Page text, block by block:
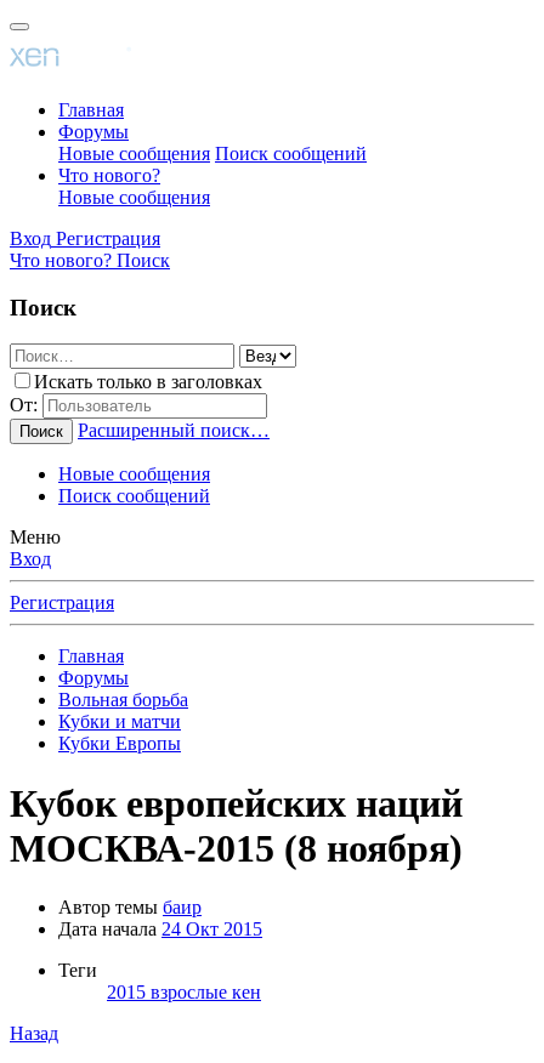
Главная
Форумы
Новые сообщения Поиск сообщений
Что нового?
Новые сообщения
Вход Регистрация
Что нового? Поиск
Поиск
Искать только в заголовках
От:
Поиск Расширенный поиск…
Новые сообщения
Поиск сообщений
Меню
Вход
Регистрация
Главная
Форумы
Вольная борьба
Кубки и матчи
Кубки Европы
Кубок европейских наций
МОСКВА-2015 (8 ноября)
Автор темы баир
Дата начала 24 Окт 2015
Теги
2015 взрослые кен
Назад